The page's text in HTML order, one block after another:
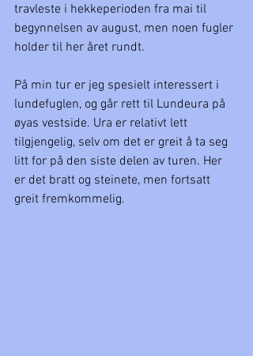
travleste i hekkeperioden fra mai til
begynnelsen av august, men noen fugler
holder til her året rundt.
På min tur er jeg spesielt interessert i
lundefuglen, og går rett til Lundeura på
øyas vestside. Ura er relativt lett
tilgjengelig, selv om det er greit å ta seg
litt for på den siste delen av turen. Her
er det bratt og steinete, men fortsatt
greit fremkommelig.